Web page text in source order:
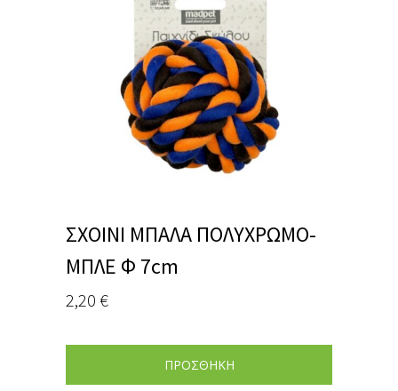
ΣΧΟΙΝΙ ΜΠΑΛΑ ΠΟΛΥΧΡΩΜΟ-
ΜΠΛΕ Φ 7cm
2,20 €
ΠΡΟΣΘΗΚΗ